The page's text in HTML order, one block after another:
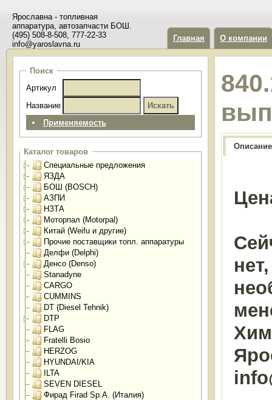
Ярославна - топливная
аппаратура, автозапчасти БОШ.
(495) 508-8-508, 777-22-33
info@yaroslavna.ru
Главная О компании
Поиск
Артикул
Название
Применяемость
Каталог товаров
Специальные предложения
ЯЗДА
БОШ (BOSCH)
АЗПИ
НЗТА
Моторпал (Motorpal)
Китай (Weifu и другие)
Прочие поставщики топл. аппаратуры
Делфи (Delphi)
Денсо (Denso)
Stanadyne
CARGO
CUMMINS
DT (Diesel Tehnik)
DTP
FLAG
Fratelli Bosio
HERZOG
HYUNDAI/KIA
ILTA
SEVEN DIESEL
Фирад Firad Sp.A. (Италия)
Описание